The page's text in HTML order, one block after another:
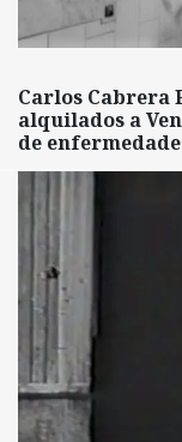
Carlos Cabrera
alquilados a
de